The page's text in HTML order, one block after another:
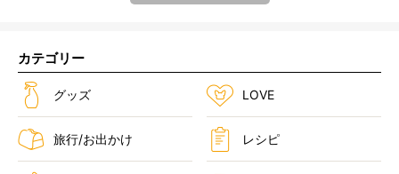
カテゴリー
グッズ LOVE
旅行/お出かけ レシピ